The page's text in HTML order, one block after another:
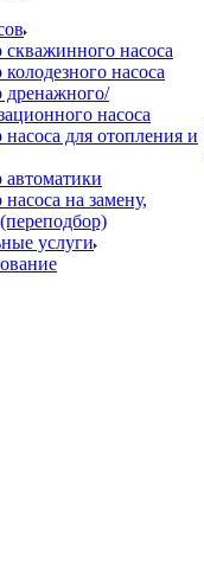
насоса
насоса
дренажного/
насоса
для отопления и
на замену,
услуги